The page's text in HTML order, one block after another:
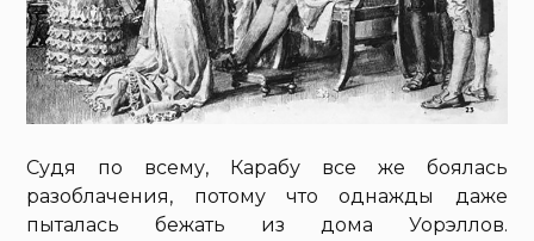
Судя по всему, Карабу все же боялась
разоблачения, потому что однажды даже
пыталась бежать из дома Уорэллов.